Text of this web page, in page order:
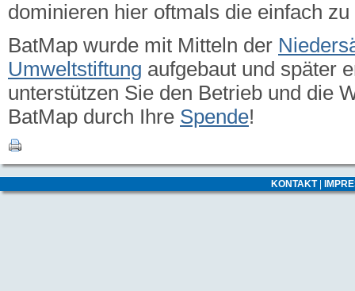
dominieren hier oftmals die einfach
BatMap wurde mit Mitteln der
Umweltstiftung aufgebaut und später
unterstützen Sie den Betrieb und die
BatMap durch Ihre Spende!
KONTAKT|